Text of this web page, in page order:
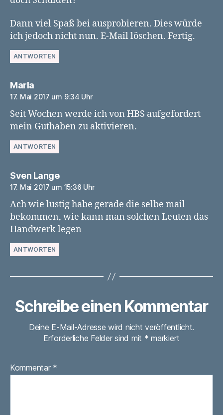
Dann viel Spaß bei ausprobieren. Dies würde
ich jedoch nicht nun. E-Mail löschen. Fertig.
ANTWORTEN
Marlasagt:
17. Mai 2017 um 9:34 Uhr
Seit Wochen werde ich von HBS aufgefordert
mein Guthaben zu aktivieren.
ANTWORTEN
Sven Langesagt:
17. Mai 2017 um 15:36 Uhr
Ach wie lustig habe gerade die selbe mail
bekommen, wie kann man solchen Leuten das
Handwerk legen
ANTWORTEN
Schreibe einen Kommentar
Deine E-Mail-Adresse wird nicht veröffentlicht.
Erforderliche Felder sind mit * markiert
Kommentar *